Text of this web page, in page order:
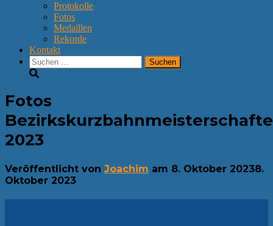
Protokolle
Fotos
Medaillen
Rekorde
Kontakt
Suchen
nach:
Fotos
2023
Veröffentlicht von Joachim am 8. Oktober 20238.
Oktober 2023